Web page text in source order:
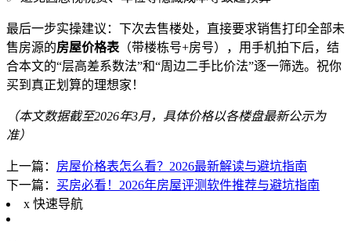
最后一步实操建议：下次去售楼处，直接要求销售打印全部未
售房源的房屋价格表 （带楼栋号+房号），用手机拍下后，结
合本文的“层高差系数法”和“周边二手比价法”逐一筛选。祝你
买到真正划算的理想家！
（本文数据截至2026年3月，具体价格以各楼盘最新公示为
准）
上一篇： 房屋价格表怎么看？2026最新解读与避坑指南
下一篇： 买房必看！2026年房屋评测软件推荐与避坑指南
x 快速导航